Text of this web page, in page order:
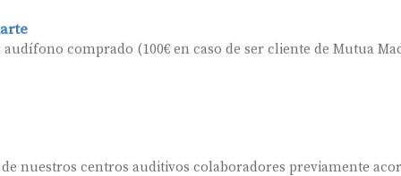
comprado (100€ en caso de ser cliente de Mutua
nuestros centros auditivos colaboradores previamente